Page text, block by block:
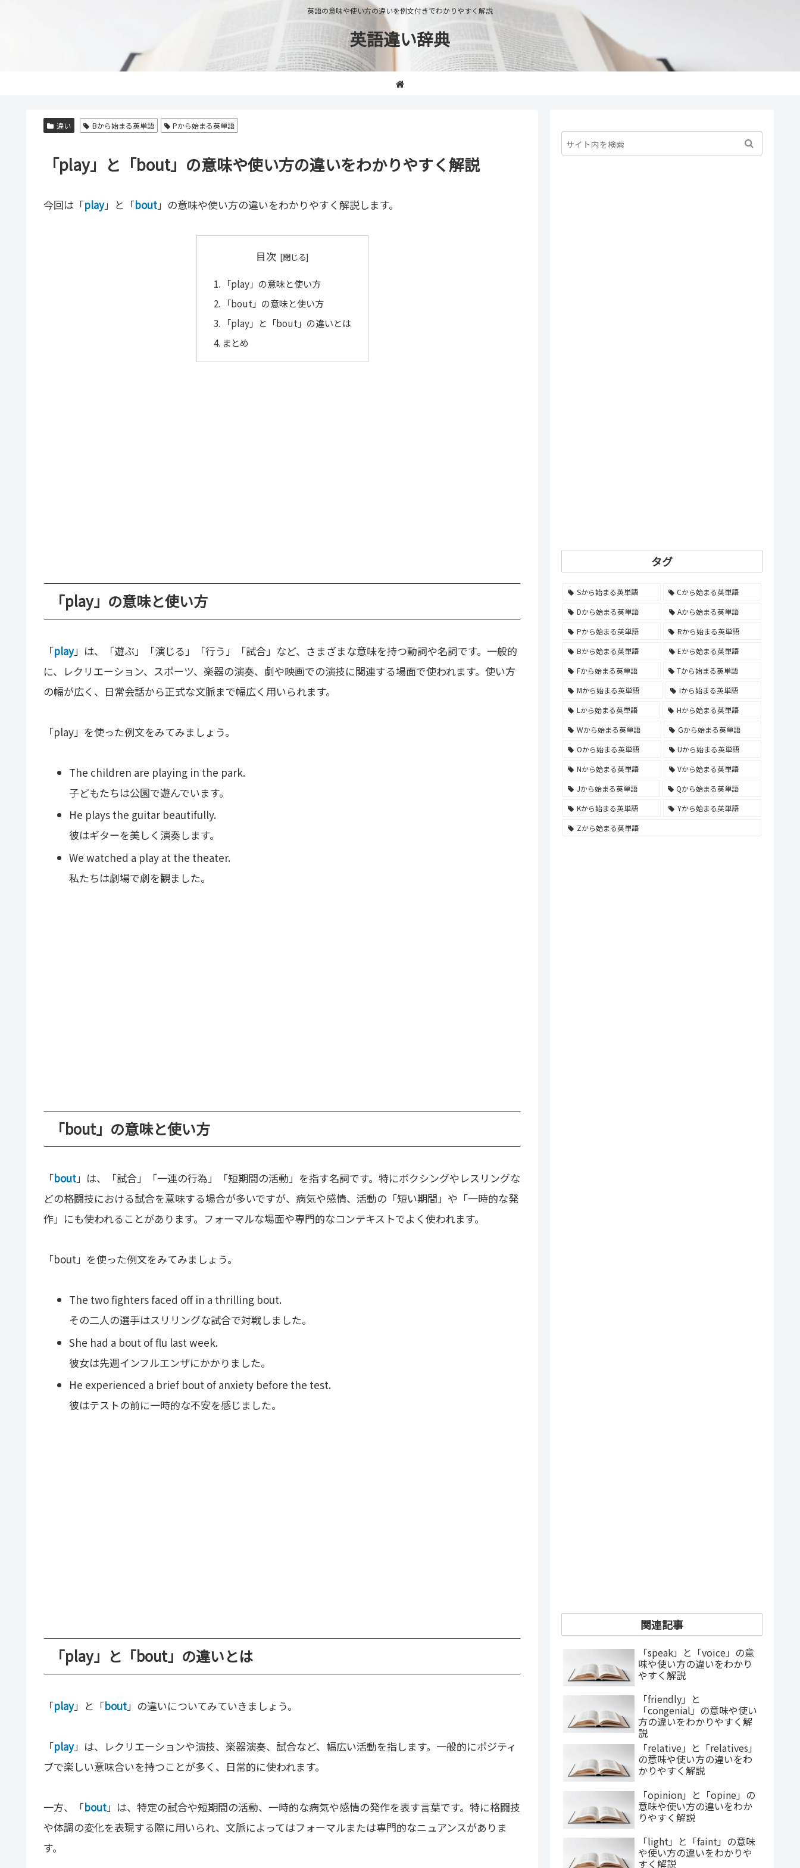
英語の意味や使い方の違いを例文付きでわかりやすく解説
英語違い辞典
違い Bから始まる英単語 Pから始まる英単語
「play」と「bout」の意味や使い方の違いをわかりやすく解説
今回は「play」と「bout」の意味や使い方の違いをわかりやすく解説します。
目次
「play」の意味と使い方
「bout」の意味と使い方
「play」と「bout」の違いとは
まとめ
「play」の意味と使い方
「play」は、「遊ぶ」「演じる」「行う」「試合」など、さまざまな意味を持つ動詞や名詞です。一般的
に、レクリエーション、スポーツ、楽器の演奏、劇や映画での演技に関連する場面で使われます。使い方
の幅が広く、日常会話から正式な文脈まで幅広く用いられます。
「play」を使った例文をみてみましょう。
The children are playing in the park.
子どもたちは公園で遊んでいます。
He plays the guitar beautifully.
彼はギターを美しく演奏します。
We watched a play at the theater.
私たちは劇場で劇を観ました。
「bout」の意味と使い方
「bout」は、「試合」「一連の行為」「短期間の活動」を指す名詞です。特にボクシングやレスリングな
どの格闘技における試合を意味する場合が多いですが、病気や感情、活動の「短い期間」や「一時的な発
作」にも使われることがあります。フォーマルな場面や専門的なコンテキストでよく使われます。
「bout」を使った例文をみてみましょう。
The two fighters faced off in a thrilling bout.
その二人の選手はスリリングな試合で対戦しました。
She had a bout of flu last week.
彼女は先週インフルエンザにかかりました。
He experienced a brief bout of anxiety before the test.
彼はテストの前に一時的な不安を感じました。
「play」と「bout」の違いとは
「play」と「bout」の違いについてみていきましょう。
「play」は、レクリエーションや演技、楽器演奏、試合など、幅広い活動を指します。一般的にポジティ
ブで楽しい意味合いを持つことが多く、日常的に使われます。
一方、「bout」は、特定の試合や短期間の活動、一時的な病気や感情の発作を表す言葉です。特に格闘技
や体調の変化を表現する際に用いられ、文脈によってはフォーマルまたは専門的なニュアンスがありま
す。
タグ
Sから始まる英単語
Cから始まる英単語
Dから始まる英単語
Aから始まる英単語
Pから始まる英単語
Rから始まる英単語
Bから始まる英単語
Eから始まる英単語
Fから始まる英単語
Tから始まる英単語
Mから始まる英単語
Iから始まる英単語
Lから始まる英単語
Hから始まる英単語
Wから始まる英単語
Gから始まる英単語
Oから始まる英単語
Uから始まる英単語
Nから始まる英単語
Vから始まる英単語
Jから始まる英単語
Qから始まる英単語
Kから始まる英単語
Yから始まる英単語
Zから始まる英単語
関連記事
「speak」と「voice」の意
味や使い方の違いをわかり
やすく解説
「friendly」と
「congenial」の意味や使い
方の違いをわかりやすく解
説
「relative」と「relatives」
の意味や使い方の違いをわ
かりやすく解説
「opinion」と「opine」の
意味や使い方の違いをわか
りやすく解説
「light」と「faint」の意味
や使い方の違いをわかりや
すく解説